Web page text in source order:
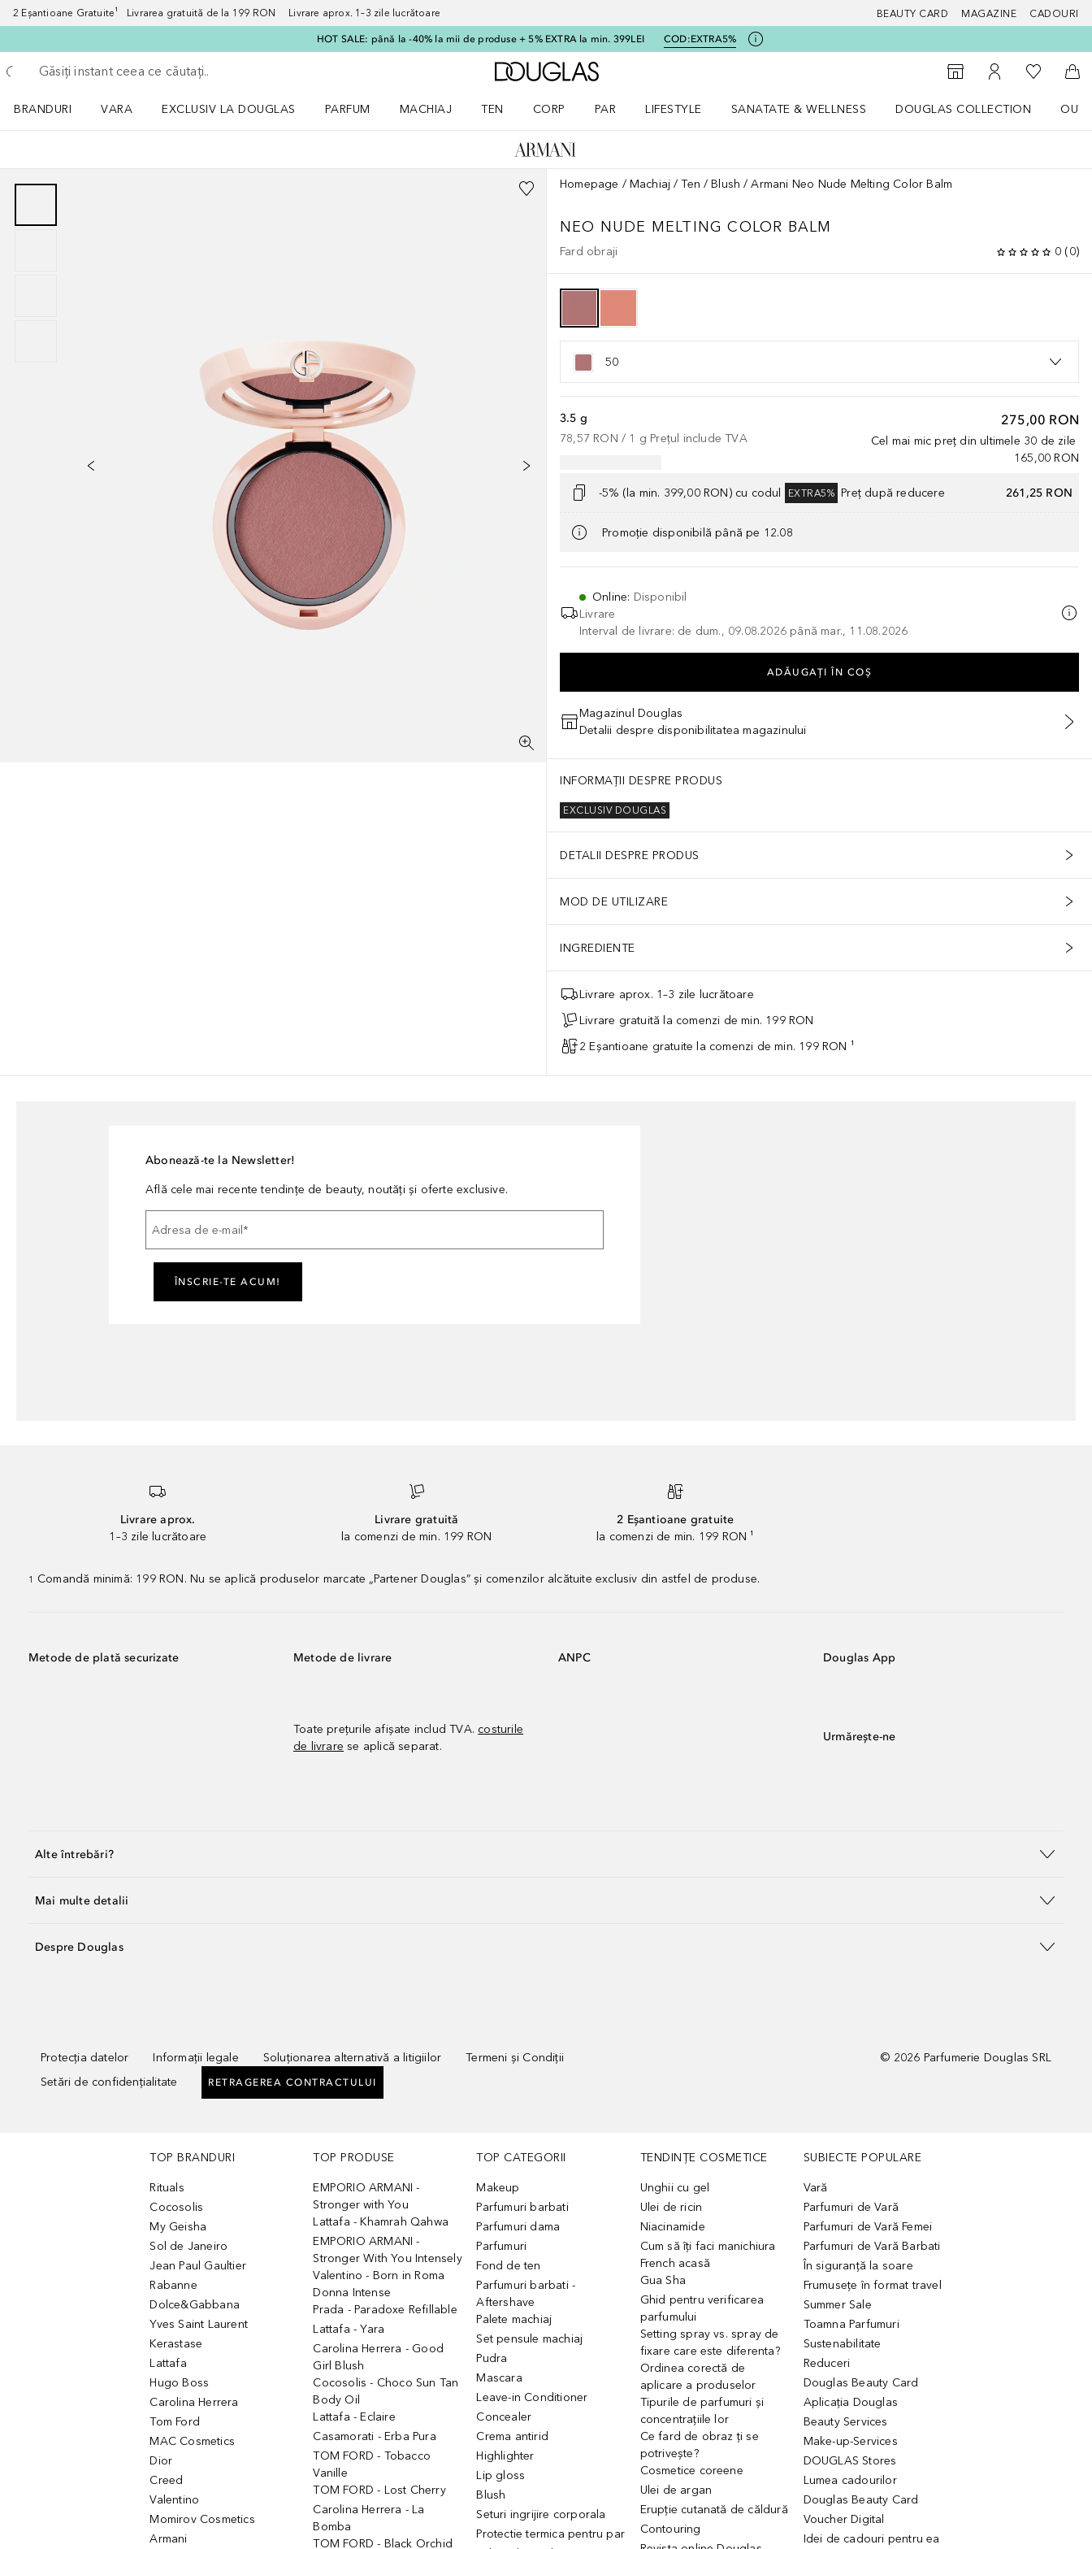
2 Eșantioane Gratuite¹ Livrarea gratuită de la 199 RON Livrare aprox. 1–3 zile lucrătoare BEAUTY CARD MAGAZINE CADOURI
HOT SALE: până la -40% la mii de produse + 5% EXTRA la min. 399LEI COD:EXTRA5%
Înapoi
Executați căutarea
Către pagina principală Douglas
Către Găsire magazin
Către Contul meu
Către
BRANDURI
VARA
EXCLUSIV LA DOUGLAS
PARFUM
MACHIAJ
TEN
CORP
PAR
LIFESTYLE
SANATATE & WELLNESS
DOUGLAS COLLECTION
Homepage Machiaj Ten Blush Armani Neo Nude Melting Color Balm
NEO NUDE MELTING COLOR BALM
Fard obraji 0 (0)
50
275,00 RON
Cel mai mic preț din ultimele 30 de zile
165,00 RON
3.5 g
78,57 RON / 1 g Prețul include TVA
-5% (la min. 399,00 RON) cu codul EXTRA5% Preț după reducere 261,25 RON
Promoție disponibilă până pe 12.08
Online: Disponibil
Livrare
Interval de livrare: de dum., 09.08.2026 până mar., 11.08.2026
ADĂUGAȚI ÎN COŞ
Magazinul Douglas
Detalii despre disponibilitatea magazinului
INFORMAȚII DESPRE PRODUS
EXCLUSIV DOUGLAS
DETALII DESPRE PRODUS
MOD DE UTILIZARE
INGREDIENTE
Livrare aprox. 1–3 zile lucrătoare
Livrare gratuită la comenzi de min. 199 RON
2 Eșantioane gratuite la comenzi de min. 199 RON ¹
Abonează-te la Newsletter!
Află cele mai recente tendințe de beauty, noutăți și oferte exclusive.
Adresa de e-mail *
ÎNSCRIE-TE ACUM!
Livrare aprox.
1–3 zile lucrătoare
Livrare gratuită
la comenzi de min. 199 RON
2 Eșantioane gratuite
la comenzi de min. 199 RON ¹
1 Comandă minimă: 199 RON. Nu se aplică produselor marcate „Partener Douglas” și comenzilor alcătuite exclusiv din astfel de produse.
Metode de plată securizate Metode de livrare
Toate prețurile afișate includ TVA. costurile
de livrare se aplică separat.
ANPC Douglas App
Urmărește-ne
Alte întrebări?
Mai multe detalii
Despre Douglas
Protecția datelor Informații legale Soluționarea alternativă a litigiilor
Termeni și Condiții
Setări de confidențialitate
RETRAGEREA CONTRACTULUI
© 2026 Parfumerie Douglas SRL
TOP BRANDURI
Rituals
Cocosolis
My Geisha
Sol de Janeiro
Jean Paul Gaultier
Rabanne
Dolce&Gabbana
Yves Saint Laurent
Kerastase
Lattafa
Hugo Boss
Carolina Herrera
Tom Ford
MAC Cosmetics
Dior
Creed
Valentino
Momirov Cosmetics
Armani
TOP PRODUSE
EMPORIO ARMANI -
Stronger with You
Lattafa - Khamrah Qahwa
EMPORIO ARMANI -
Stronger With You Intensely
Valentino - Born in Roma
Donna Intense
Prada - Paradoxe Refillable
Lattafa - Yara
Carolina Herrera - Good
Girl Blush
Cocosolis - Choco Sun Tan
Body Oil
Lattafa - Eclaire
Casamorati - Erba Pura
TOM FORD - Tobacco
Vanille
TOM FORD - Lost Cherry
Carolina Herrera - La
Bomba
TOM FORD - Black Orchid
TOP CATEGORII
Makeup
Parfumuri barbati
Parfumuri dama
Parfumuri
Fond de ten
Parfumuri barbati -
Aftershave
Palete machiaj
Set pensule machiaj
Pudra
Mascara
Leave-in Conditioner
Concealer
Crema antirid
Highlighter
Lip gloss
Blush
Seturi ingrijire corporala
Protectie termica pentru par
TENDINȚE COSMETICE
Unghii cu gel
Ulei de ricin
Niacinamide
Cum să îți faci manichiura
French acasă
Gua Sha
Ghid pentru verificarea
parfumului
Setting spray vs. spray de
fixare care este diferenta?
Ordinea corectă de
aplicare a produselor
Tipurile de parfumuri și
concentrațiile lor
Ce fard de obraz ți se
potrivește?
Cosmetice coreene
Ulei de argan
Erupție cutanată de căldură
Contouring
SUBIECTE POPULARE
Vară
Parfumuri de Vară
Parfumuri de Vară Femei
Parfumuri de Vară Barbati
În siguranță la soare
Frumusețe în format travel
Summer Sale
Toamna Parfumuri
Sustenabilitate
Reduceri
Douglas Beauty Card
Aplicația Douglas
Beauty Services
Make-up-Services
DOUGLAS Stores
Lumea cadourilor
Douglas Beauty Card
Voucher Digital
Idei de cadouri pentru ea